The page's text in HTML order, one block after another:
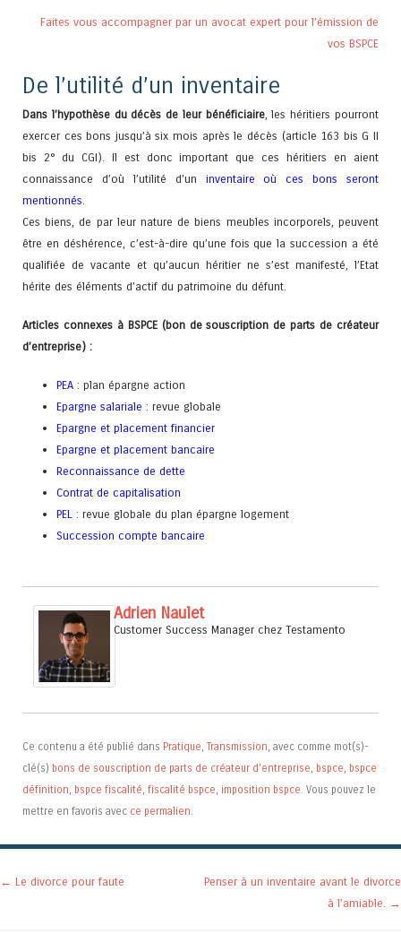
Faites vous accompagner par un avocat expert pour l’émission de
vos BSPCE
De l’utilité d’un inventaire
Dans l’hypothèse du décès de leur bénéficiaire, les héritiers pourront
exercer ces bons jusqu’à six mois après le décès (article 163 bis G II
bis 2° du CGI). Il est donc important que ces héritiers en aient
connaissance d’où l’utilité d’un
inventaire où ces bons seront
mentionnés
Ces biens, de par leur nature de biens meubles incorporels, peuvent
être en déshérence, c’est-à-dire qu’une fois que la succession a été
qualifiée de vacante et qu’aucun héritier ne s’est manifesté, l’Etat
hérite des éléments d’actif du patrimoine du défunt.
Articles connexes à BSPCE (bon de souscription de parts de créateur
d’entreprise) :
PEA : plan épargne action
Epargne salariale : revue globale
Epargne et placement financier
Epargne et placement bancaire
Reconnaissance de dette
Contrat de capitalisation
PEL : revue globale du plan épargne logement
Succession compte bancaire
Adrien Naulet
Customer Success Manager chez Testamento
Ce contenu a été publié dans Pratique, Transmission, avec comme mot(s)-
clé(s) bons de souscription de parts de créateur d'entreprise, bspce, bspce
définition, bspce fiscalité, fiscalité bspce, imposition bspce. Vous pouvez le
mettre en favoris avec ce permalien.
Navigation des articles
← Le divorce pour faute
Penser à un inventaire avant le divorce
à l’amiable. →